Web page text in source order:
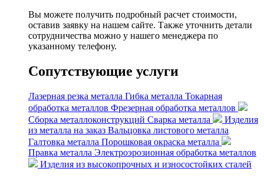
Вы можете получить подробный расчет стоимости,
оставив заявку на нашем сайте. Также уточнить детали
сотрудничества можно у нашего менеджера по
указанному телефону.
Сопутствующие услуги
Лазерная резка металла Гибка металла Токарная
обработка металлов Фрезерная обработка металлов
Сборка металлоконструкций Сварка металла
Изделия
из металла на заказ Вальцовка листового металла
Галтовка металла Порошковая окраска металла
Правка металла Электроэрозионная обработка металлов
Изделия из высокопрочных и износостойких сталей